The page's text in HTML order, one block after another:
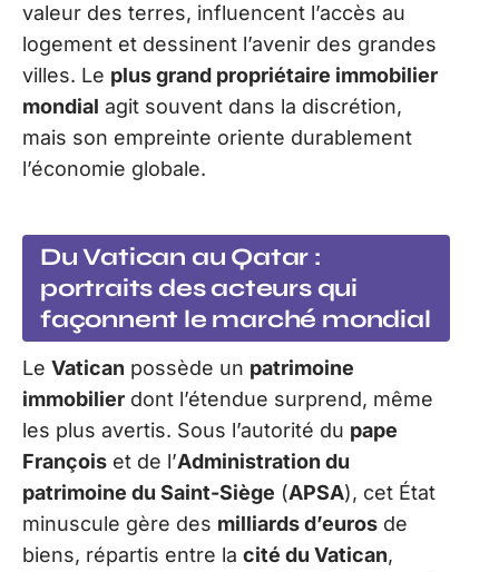
valeur des terres, influencent l’accès au
logement et dessinent l’avenir des grandes
villes. Le plus grand propriétaire immobilier
mondial agit souvent dans la discrétion,
mais son empreinte oriente durablement
l’économie globale.
Du Vatican au Qatar :
portraits des acteurs qui
façonnent le marché mondial
Le Vatican possède un patrimoine
immobilier dont l’étendue surprend, même
les plus avertis. Sous l’autorité du pape
François et de l’Administration du
patrimoine du Saint-Siège (APSA), cet État
minuscule gère des milliards d’euros de
biens, répartis entre la cité du Vatican,